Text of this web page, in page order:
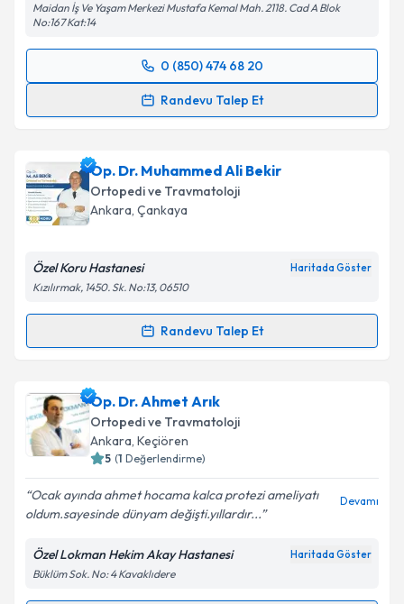
Maidan İş Ve Yaşam Merkezi Mustafa Kemal Mah. 2118. Cad A Blok
No:167 Kat:14
0 (850) 474 68 20
Randevu Talep Et
Randevu Takvimi Talebi
takvim hazırlandığında e-posta ile bilgilendireceğiz.
E-posta Adresiniz
Kişisel verilerimin işlenmesine ilişkin
Metni'ni okudum ve kişisel verilerimin belirtilen
kapsamda işlenmesini kabul ediyorum.
Op. Dr. Muhammed Ali Bekir
Ortopedi ve Travmatoloji
Ankara, Çankaya
Özel Koru Hastanesi Haritada Göster
Kızılırmak, 1450. Sk. No:13, 06510
Randevu Talep Et
Randevu Takvimi Talebi
Op. Dr. Muhammed Ali Bekir
talebi oluşturun. Size bu uzmandan randevu almanız
için bir takvim hazırlandığında e-posta ile
bilgilendireceğiz.
E-posta Adresiniz
Kişisel verilerimin işlenmesine ilişkin
Metni'ni okudum ve kişisel verilerimin belirtilen
Op. Dr. Ahmet Arık
Ortopedi ve Travmatoloji
Ankara, Keçiören
5 (1 Değerlendirme)
Ocak ayında ahmet hocama kalca protezi ameliyatı
oldum.sayesinde dünyam değişti.yıllardır...
Devamı
Özel Lokman Hekim Akay Hastanesi Haritada Göster
Büklüm Sok. No: 4 Kavaklıdere